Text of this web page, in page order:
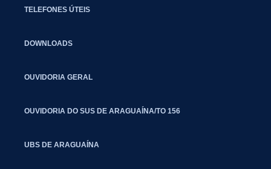
TELEFONES ÚTEIS
DOWNLOADS
OUVIDORIA GERAL
OUVIDORIA DO SUS DE ARAGUAÍNA/TO 156
UBS DE ARAGUAÍNA